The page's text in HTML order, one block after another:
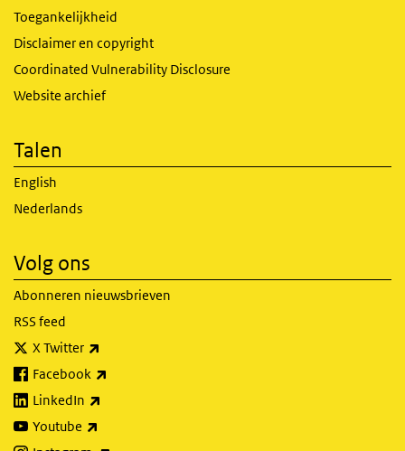
Toegankelijkheid
Disclaimer en copyright
Coordinated Vulnerability Disclosure
Website archief
Talen
English
Nederlands
Volg ons
Abonneren nieuwsbrieven
RSS feed
X Twitter
Facebook
LinkedIn
Youtube